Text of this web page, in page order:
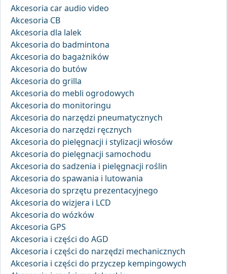
Akcesoria car audio video
Akcesoria CB
Akcesoria dla lalek
Akcesoria do badmintona
Akcesoria do bagażników
Akcesoria do butów
Akcesoria do grilla
Akcesoria do mebli ogrodowych
Akcesoria do monitoringu
Akcesoria do narzędzi pneumatycznych
Akcesoria do narzędzi ręcznych
Akcesoria do pielęgnacji i stylizacji włosów
Akcesoria do pielęgnacji samochodu
Akcesoria do sadzenia i pielęgnacji roślin
Akcesoria do spawania i lutowania
Akcesoria do sprzętu prezentacyjnego
Akcesoria do wizjera i LCD
Akcesoria do wózków
Akcesoria GPS
Akcesoria i części do AGD
Akcesoria i części do narzędzi mechanicznych
Akcesoria i części do przyczep kempingowych